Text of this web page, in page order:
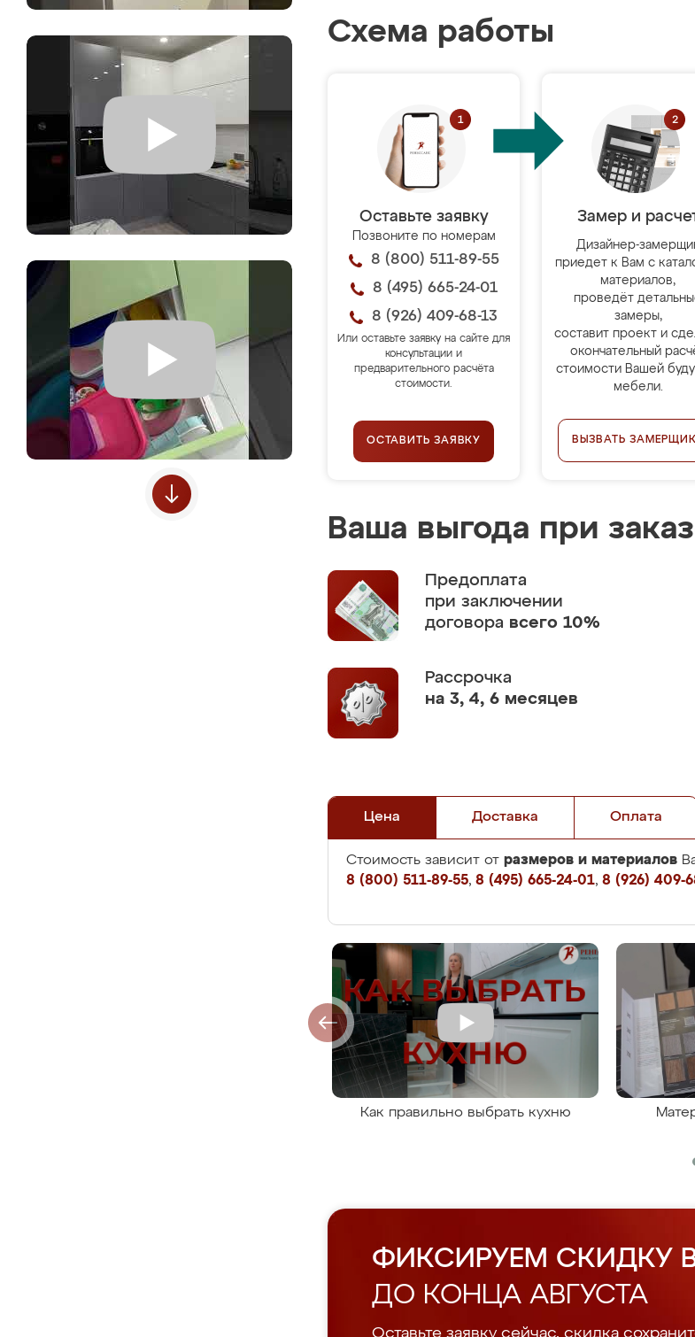
Схема работы
Оставьте заявку
Позвоните по номерам
8 (800) 511-89-55
8 (495) 665-24-01
8 (926) 409-68-13
Или оставьте заявку на сайте для
консультации и
предварительного расчёта
стоимости.
ОСТАВИТЬ ЗАЯВКУ
Замер и
Дизайнер-
приедет к Вам с
материалов,
проведёт
замеры,
составит проект и
окончательный
стоимости Вашей
мебели.
ВЫЗВАТЬ
Ваша выгода при
Предоплата
при заключении
договора всего 10%
Рассрочка
на 3, 4, 6 месяцев
Цена Доставка Оплата
Стоимость зависит от размеров и материалов
8 (800) 511-89-55, 8 (495) 665-24-01, 8 (926) 409-
Как правильно выбрать кухню
ФИКСИРУЕМ СКИДКУ
ДО КОНЦА АВГУСТА
Оставьте заявку сейчас, скидка